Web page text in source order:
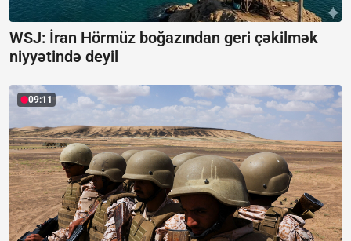
WSJ: İran Hörmüz boğazından geri çəkilmək
niyyətində deyil
09:11